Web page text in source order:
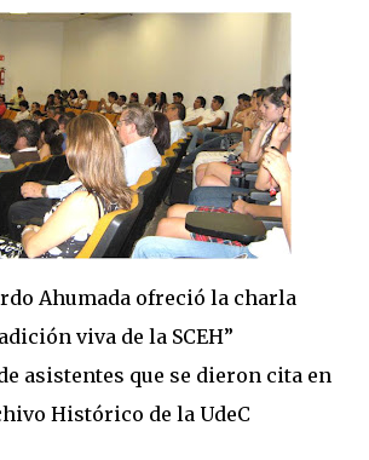
Ahumada ofreció la charla
viva de la SCEH”
asistentes que se dieron cita en
Histórico de la UdeC